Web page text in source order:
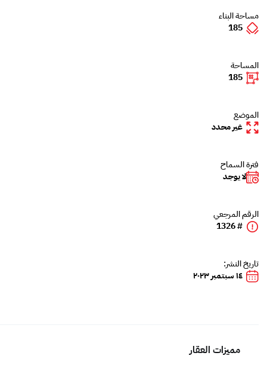
مساحة البناء
185
المساحة
185
الموضع
غير محدد
فترة السماح
لا يوجد
الرقم المرجعي
# 1326
تاريخ النشر:
١٤ سبتمبر ٢٠٢٣
مميزات العقار